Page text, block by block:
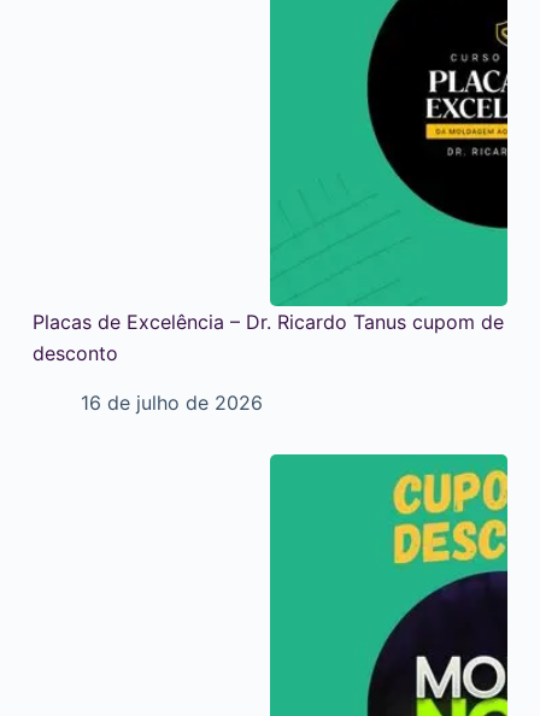
Placas de Excelência – Dr. Ricardo Tanus cupom de
desconto
16 de julho de 2026